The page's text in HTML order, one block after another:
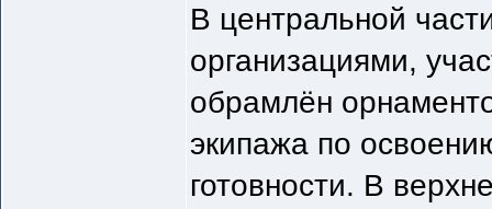
В центральной
организациями,
обрамлён
экипажа по
готовности. В